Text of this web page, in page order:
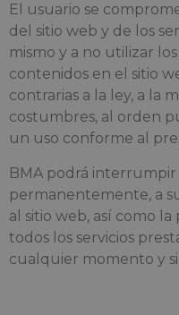
El usuario se
del sitio web y de los
mismo y a no utilizar
contenidos en el sitio
contrarias a la ley, a la
costumbres, al orden
un uso conforme al
BMA podrá
permanentemente, a
al sitio web, así como
todos los servicios
cualquier momento y